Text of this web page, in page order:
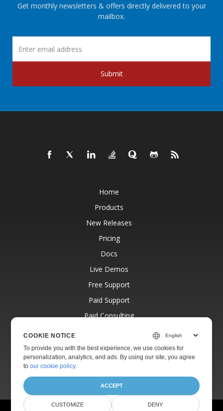
Get monthly newsletters & offers directly delivered to your
mailbox.
Submit
Home
Products
New Releases
Pricing
Docs
Live Demos
Free Support
Paid Support
Paid Consulting
Websites
About
COOKIE NOTICE
To provide you with the best experience, we use cookies for
personalization, analytics, and ads. By using our site, you agree
toour cookie policy.
ACCEPT
CUSTOMIZE DENY